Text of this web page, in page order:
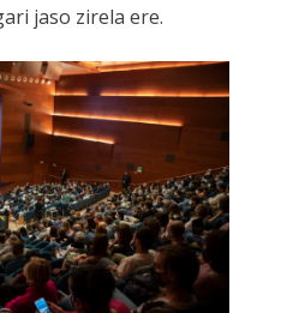
jaso zirela ere.